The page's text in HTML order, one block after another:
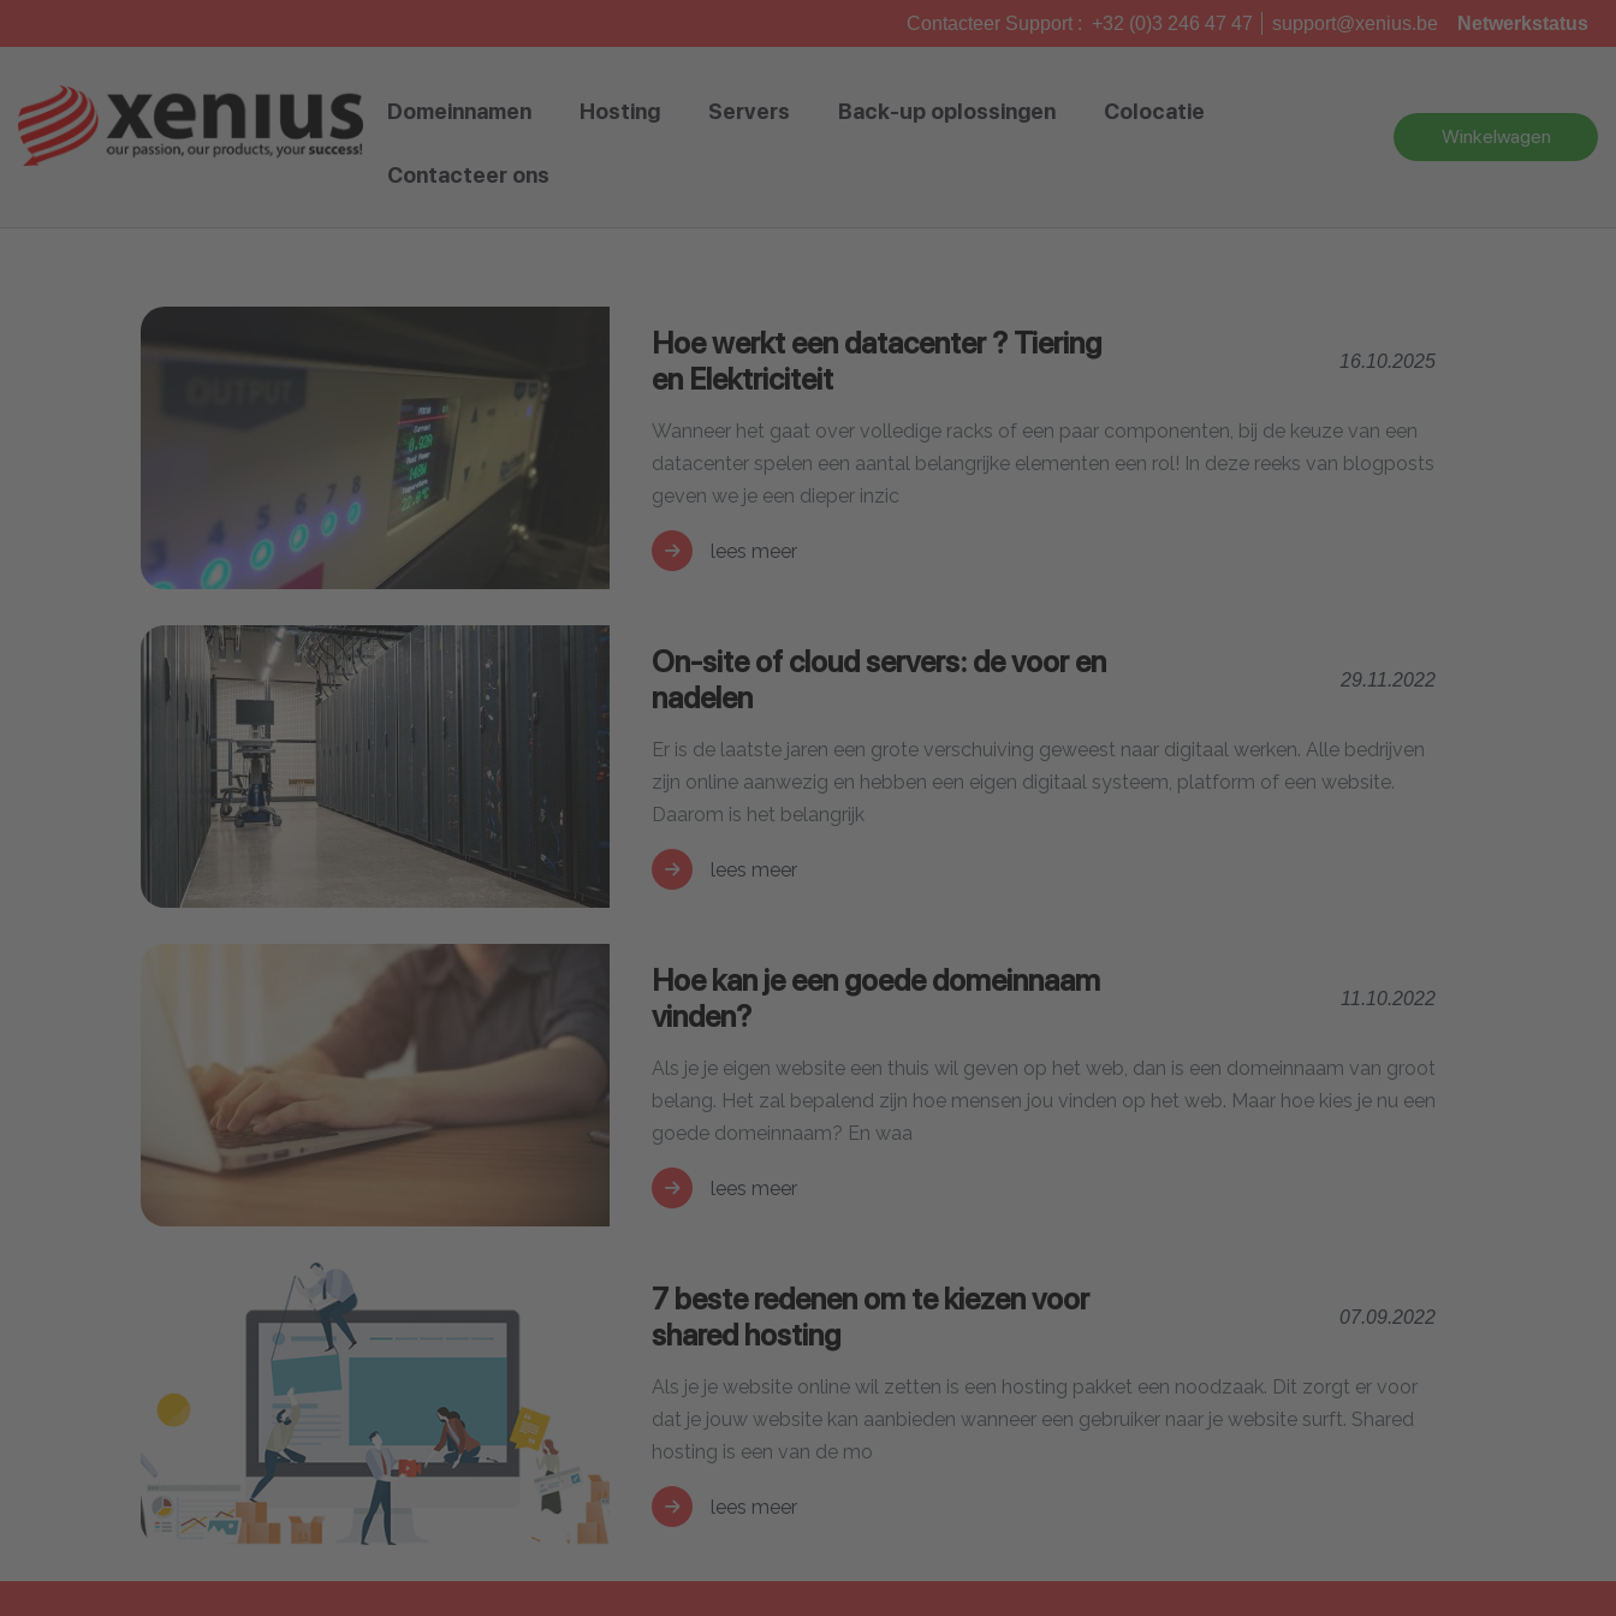
Contacteer Support : +32 (0)3 246 47 47 support@xenius.be Netwerkstatus
Domeinnamen Hosting Servers Back-up oplossingen Colocatie
Contacteer ons
Winkelwagen
Hoe werkt een datacenter ? Tiering
en Elektriciteit
16.10.2025
Wanneer het gaat over volledige racks of een paar componenten, bij de keuze van een
datacenter spelen een aantal belangrijke elementen een rol! In deze reeks van blogposts
geven we je een dieper inzic
lees meer
On-site of cloud servers: de voor en
nadelen
29.11.2022
Er is de laatste jaren een grote verschuiving geweest naar digitaal werken. Alle bedrijven
zijn online aanwezig en hebben een eigen digitaal systeem, platform of een website.
Daarom is het belangrijk
lees meer
Hoe kan je een goede domeinnaam
vinden?
11.10.2022
Als je je eigen website een thuis wil geven op het web, dan is een domeinnaam van groot
belang. Het zal bepalend zijn hoe mensen jou vinden op het web. Maar hoe kies je nu een
goede domeinnaam? En waa
lees meer
7 beste redenen om te kiezen voor
shared hosting
07.09.2022
Als je je website online wil zetten is een hosting pakket een noodzaak. Dit zorgt er voor
dat je jouw website kan aanbieden wanneer een gebruiker naar je website surft. Shared
hosting is een van de mo
lees meer